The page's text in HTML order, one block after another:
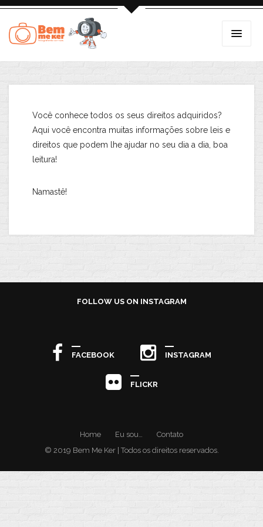
Você conhece todos os seus direitos adquiridos?
Aqui você encontra muitas informações sobre leis e
direitos que podem lhe ajudar no seu dia a dia, boa
leitura!
Namastê!
FOLLOW US ON INSTAGRAM
FACEBOOK INSTAGRAM
FLICKR
Home Eu sou…
Contato
© 2019 Bem Me Ker | Todos os direitos reservados.